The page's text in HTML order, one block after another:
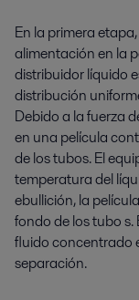
En la primera etapa,
alimentación en la
distribuidor líquido
distribución
Debido a la fuerza
en una película
de los tubos. El
temperatura del
ebullición,la
fondo de los tubos.
fluido concentrado
separación.